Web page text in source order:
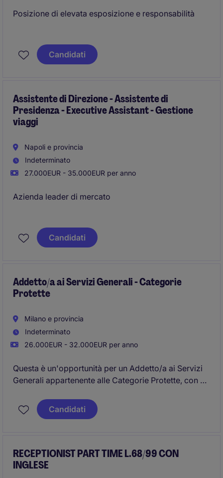
Posizione di elevata esposizione e responsabilità
Candidati
Assistente di Direzione - Assistente di
Presidenza - Executive Assistant - Gestione
viaggi
Napoli e provincia
Indeterminato
27.000EUR - 35.000EUR per anno
Azienda leader di mercato
Candidati
Addetto/a ai Servizi Generali - Categorie
Protette
Milano e provincia
Indeterminato
26.000EUR - 32.000EUR per anno
Questa è un'opportunità per un Addetto/a ai Servizi
Generali appartenente alle Categorie Protette, con un
operativo. Il ruolo è ideale per chi desidera
contribuire al successo di un'azienda nel settore
Candidati
RECEPTIONIST PART TIME L.68/99 CON
INGLESE